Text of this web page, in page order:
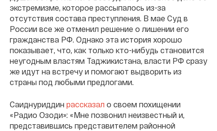
экстремизме, которое рассыпалось из-за
отсутствия состава преступления. В мае Суд в
России все же отменил решение о лишении его
гражданства РФ. Однако эта история хорошо
показывает, что, как только кто-нибудь становится
неугодным властям Таджикистана, власти РФ сразу
же идут на встречу и помогают выдворить из
страны под любыми предлогами.
Саиднуриддин рассказал о своем похищении
«Радио Озоди»: «Мне позвонил неизвестный и,
представившись представителем районной